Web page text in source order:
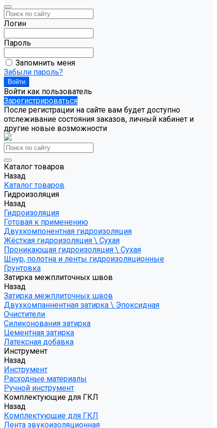
Логин
Пароль
Запомнить меня
Забыли пароль?
Войти как пользователь
Зарегистрироваться
После регистрации на сайте вам будет доступно
отслеживание состояния заказов, личный кабинет и
другие новые возможности
Каталог товаров
Назад
Каталог товаров
Гидроизоляция
Назад
Гидроизоляция
Готовая к применению
Двухкомпонентная гидроизоляция
Жёсткая гидроизоляция \ Сухая
Проникающая гидроизоляция \ Сухая
Шнур, полотна и ленты гидроизоляционные
Грунтовка
Затирка межплиточных швов
Назад
Затирка межплиточных швов
Двухкомпаннентная затирка \ Эпоксидная
Очистители
Силиконования затирка
Цементная затирка
Латексная добавка
Инструмент
Назад
Инструмент
Расходные материалы
Ручной инструмент
Комплектующие для ГКЛ
Назад
Комплектующие для ГКЛ
Лента звукоизоляционная